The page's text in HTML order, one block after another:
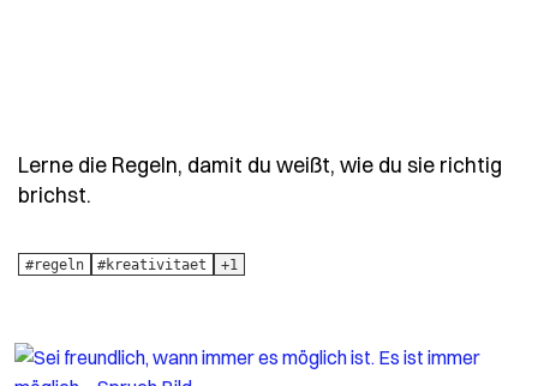
Lerne die Regeln, damit du weißt, wie du sie richtig
brichst.
#regeln #kreativitaet +1